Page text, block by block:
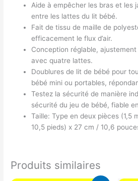
Aide à empêcher les bras et les
entre les lattes du lit bébé.
Fait de tissu de maille de
efficacement le flux d’air.
Conception réglable,
avec quatre lattes.
Doublures de lit de bébé pour
bébé mini ou portables,
Testez la sécurité de manière
sécurité du jeu de bébé, fiable
Taille: Type en deux pièces (1,5
10,5 pieds) x 27 cm / 10,6
Produits similaires